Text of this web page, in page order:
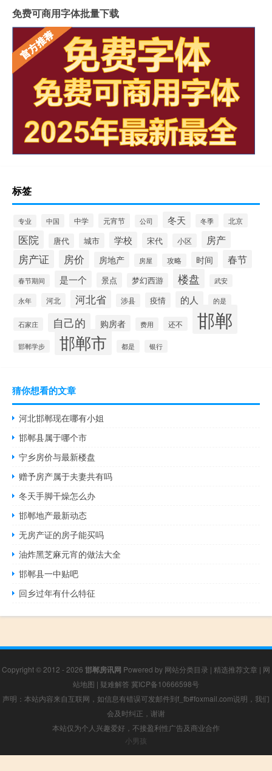
免费可商用字体批量下载
标签
专业 中国 中学 元宵节 公司 冬天 冬季 北京
医院 唐代 城市 学校 宋代 小区 房产
房产证 房价 房地产 房屋 攻略 时间 春节
春节期间 是一个 景点 梦幻西游 楼盘 武安
永年 河北 河北省 涉县 疫情 的人 的是
石家庄 自己的 购房者 费用 还不 邯郸
邯郸学步 邯郸市 都是 银行
猜你想看的文章
河北邯郸现在哪有小姐
邯郸县属于哪个市
宁乡房价与最新楼盘
赠予房产属于夫妻共有吗
冬天手脚干燥怎么办
邯郸地产最新动态
无房产证的房子能买吗
油炸黑芝麻元宵的做法大全
邯郸县一中贴吧
回乡过年有什么特征
Copyright © 2012 - 2026 邯郸房讯网 Powered by 网站分类目录 | 精选推荐文章 | 网
站地图 | 疑难解答 冀ICP备10666598号
声明：本站内容来自互联网，如信息有错误可发邮件到f_fb#foxmail.com说明，我们
会及时纠正，谢谢
本站仅为个人兴趣爱好，不接盈利性广告及商业合作
小男孩